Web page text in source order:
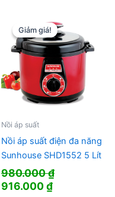
Giảm giá!
Giảm giá!
Nồi áp suất
Nồi áp suất điện đa năng
Sunhouse SHD1552 5 Lít
980.000₫
Giá
916.000₫Giá